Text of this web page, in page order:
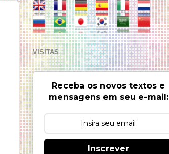
VISITAS
Receba os novos textos e
mensagens em seu e-mail:
Inscrever